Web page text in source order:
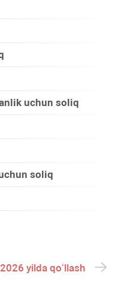
uchun soliq
soliq
yilda qoʻllash